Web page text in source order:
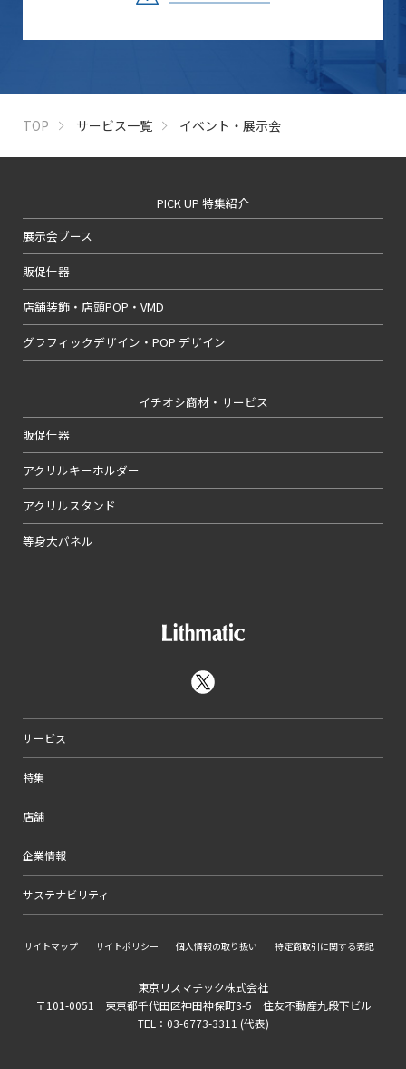
TOP サービス一覧 イベント・展示会
PICK UP 特集紹介
展示会ブース
販促什器
店舗装飾・店頭POP・VMD
グラフィックデザイン・POP デザイン
イチオシ商材・サービス
販促什器
アクリルキーホルダー
アクリルスタンド
等身大パネル
サービス
特集
店舗
企業情報
サステナビリティ
サイトマップ サイトポリシー 個人情報の取り扱い 特定商取引に関する表記
東京リスマチック株式会社
〒101-0051 東京都千代田区神田神保町3-5 住友不動産九段下ビル
TEL：03-6773-3311 (代表)